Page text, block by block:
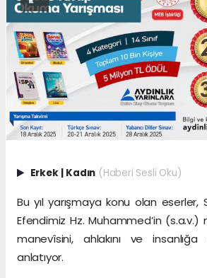
Erkek | Kadın (Haberi Sesli Oku)
Bu yıl yarışmaya konu olan eserler,
Efendimiz Hz. Muhammed’in (s.a.v.)
manevîsini, ahlakını ve
anlatıyor.